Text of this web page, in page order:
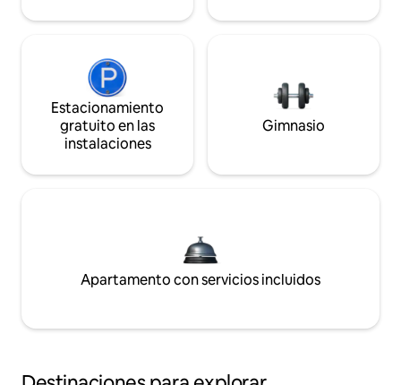
Estacionamiento
gratuito en las
instalaciones
Gimnasio
Apartamento con servicios incluidos